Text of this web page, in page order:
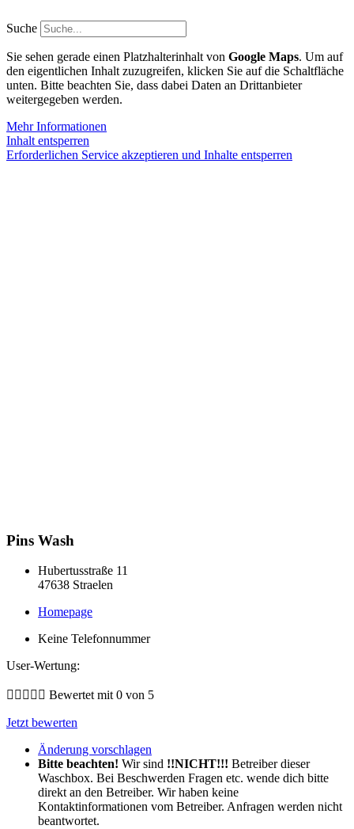
Inhalt
springen
Suche
Sie sehen gerade einen Platzhalterinhalt von Google Maps. Um auf
den eigentlichen Inhalt zuzugreifen, klicken Sie auf die Schaltfläche
unten. Bitte beachten Sie, dass dabei Daten an Drittanbieter
weitergegeben werden.
Mehr Informationen
Inhalt entsperren
Erforderlichen Service akzeptieren und Inhalte entsperren
Pins Wash
Hubertusstraße 11
47638 Straelen
Homepage
Keine Telefonnummer
User-Wertung:
     Bewertet mit 0 von 5
Jetzt bewerten
Änderung vorschlagen
Bitte beachten! Wir sind !!NICHT!!! Betreiber dieser
Waschbox. Bei Beschwerden Fragen etc. wende dich bitte
direkt an den Betreiber. Wir haben keine
Kontaktinformationen vom Betreiber. Anfragen werden nicht
beantwortet.